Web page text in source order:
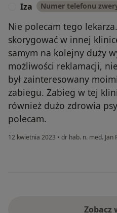
Iza Numer telefonu
Nie polecam tego
skorygować w innej
samym na kolejny duży
możliwości reklamacji,
był zainteresowany
zabiegu. Zabieg w tej
również dużo zdrowia
polecam.
12 kwietnia 2023 • dr hab. n. med. Jan
Zobacz